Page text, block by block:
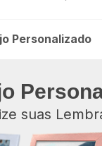
Personalizado
suas